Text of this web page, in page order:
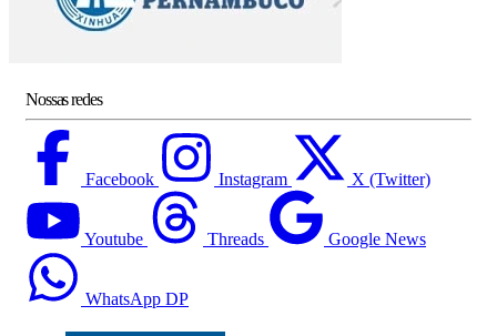
Nossas redes
Facebook Instagram X (Twitter)
Youtube Threads Google News
WhatsApp DP